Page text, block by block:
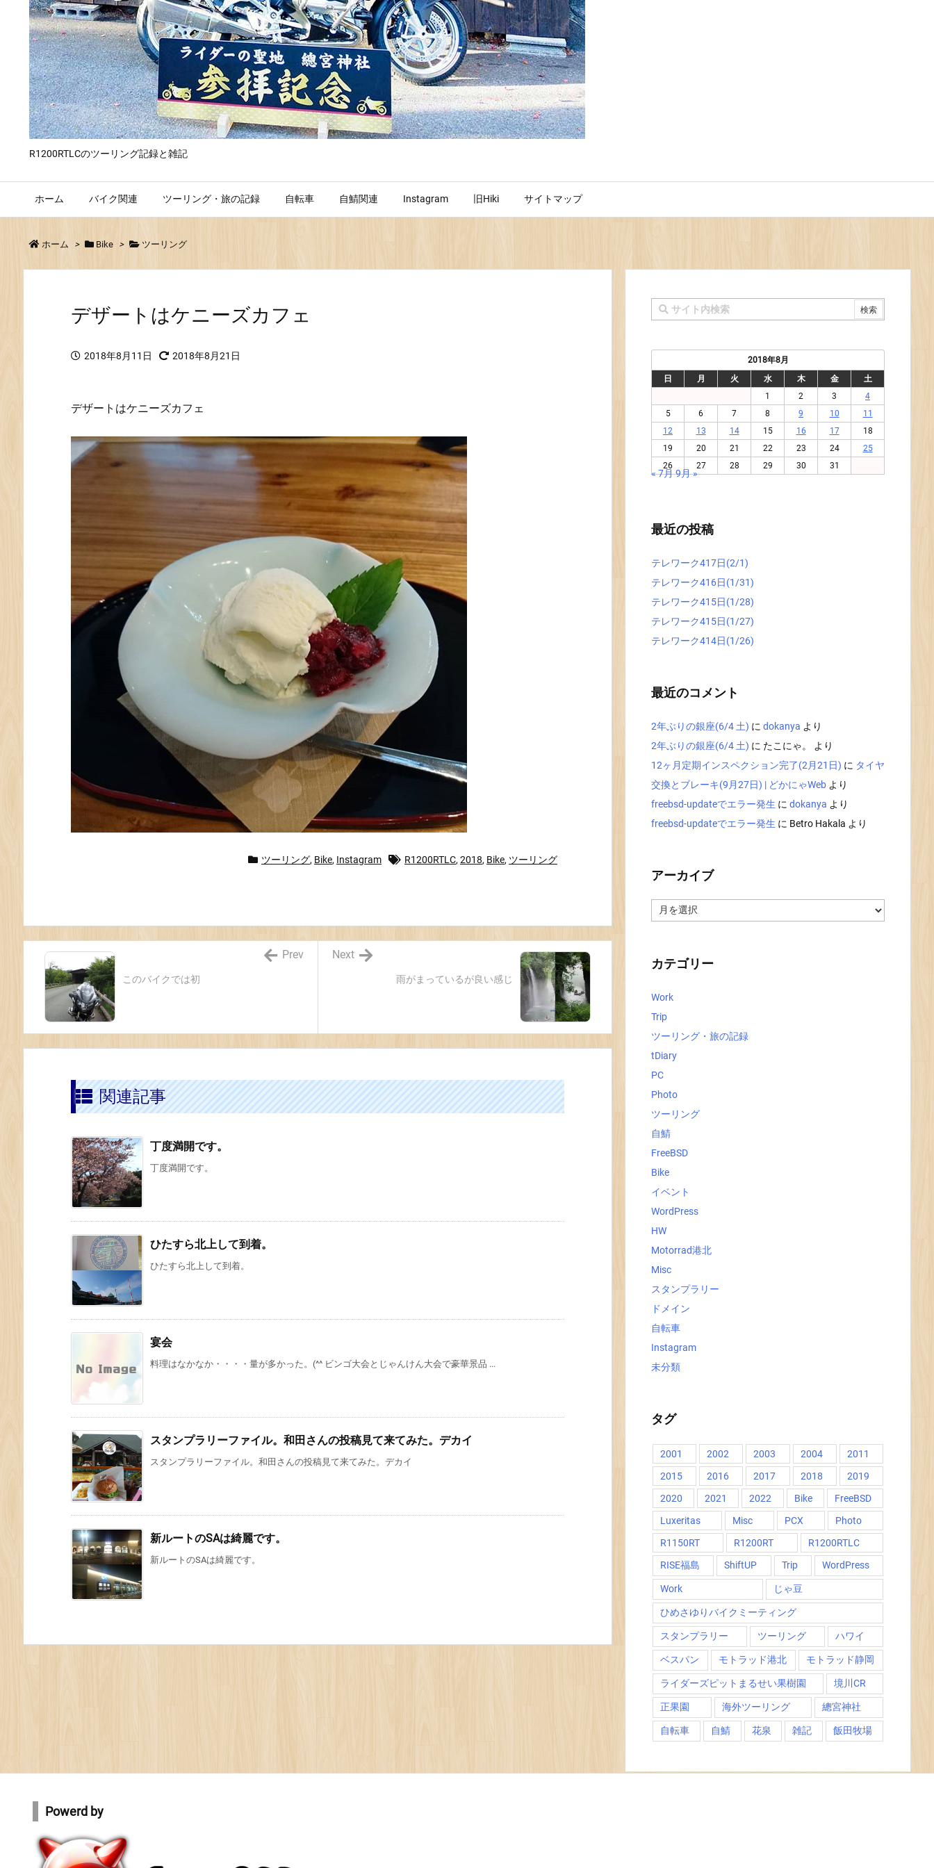
R1200RTLCのツーリング記録と雑記
ホーム バイク関連 ツーリング・旅の記録 自転車 自鯖関連 Instagram 旧Hiki サイトマップ
ホーム > Bike > ツーリング
デザートはケニーズカフェ
2018年8月11日 2018年8月21日
デザートはケニーズカフェ
ツーリング, Bike, Instagram R1200RTLC, 2018, Bike, ツーリング
雨がまっているが良い感じ
Next
このバイクでは初
Prev
関連記事
丁度満開です。
丁度満開です。
ひたすら北上して到着。
ひたすら北上して到着。
宴会
料理はなかなか・・・・量が多かった。(^^ ビンゴ大会とじゃんけん大会で豪華景品 ...
スタンプラリーファイル。和田さんの投稿見て来てみた。デカイ
スタンプラリーファイル。和田さんの投稿見て来てみた。デカイ
新ルートのSAは綺麗です。
新ルートのSAは綺麗です。
2018年8月
日
月 火 水 木 金
土
1
2 3
4
5
6 7 8 9 10
11
12
13 14 15 16 17
18
19
20 21 22 23 24
25
26
27 28 29 30 31
« 7月9月 »
最近の投稿
テレワーク417日(2/1)
テレワーク416日(1/31)
テレワーク415日(1/28)
テレワーク415日(1/27)
テレワーク414日(1/26)
最近のコメント
2年ぶりの銀座(6/4 土) に dokanya より
2年ぶりの銀座(6/4 土) に たこにゃ。
より
12ヶ月定期インスペクション完了(2月21日) に タイヤ
交換とブレーキ(9月27日) | どかにゃWeb より
freebsd-updateでエラー発生 に dokanya より
freebsd-updateでエラー発生 に Betro Hakala より
アーカイブ
ー
カテゴリー
Work
Trip
ツーリング・旅の記録
tDiary
PC
Photo
ツーリング
自鯖
FreeBSD
Bike
イベント
WordPress
HW
Motorrad港北
Misc
スタンプラリー
ドメイン
自転車
Instagram
未分類
タグ
2001 2002 2003 2004
2011
2015
2016 2017 2018
2019
2020
2021 2022 Bike
FreeBSD
Luxeritas
Misc PCX
Photo
R1150RT
R1200RT
R1200RTLC
RISE福島
ShiftUP Trip WordPress
Work じゃ豆
ひめさゆりバイクミーティング
スタンプラリー ツーリング ハワイ
ベスパン モトラッド港北 モトラッド静岡
ライダーズピットまるせい果樹園 境川CR
正果園 海外ツーリング 總宮神社
自転車 自鯖 花泉 雑記 飯田牧場
Powerd by